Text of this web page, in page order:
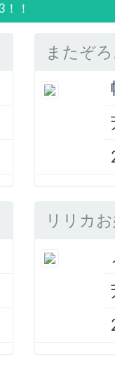
！
またぞろ
リリカ